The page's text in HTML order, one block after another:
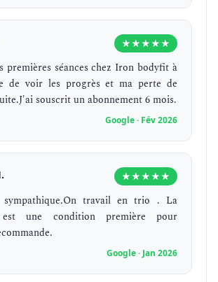
★★★★★
premières séances chez Iron bodyfit à
de voir les progrès et ma perte de
souscrit un abonnement 6 mois.
Google · Fév 2026
★★★★★
travail en trio . La
est une condition première pour
Google · Jan 2026